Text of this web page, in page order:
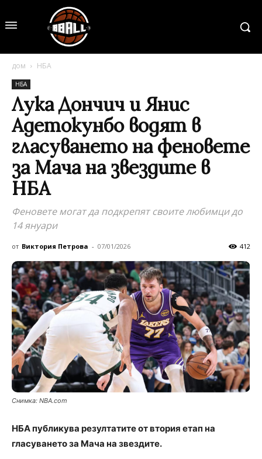
дом НБА
НБА
Лука Дончич и Янис
Адетокунбо водят в
гласуването на феновете
за Мача на звездите в
НБА
Феновете могат да подкрепят своите любимци до
14 януари
от Виктория Петрова - 07/01/2026 412
Снимка: NBA.com
НБА публикува резултатите от втория етап на
гласуването за Мача на звездите.